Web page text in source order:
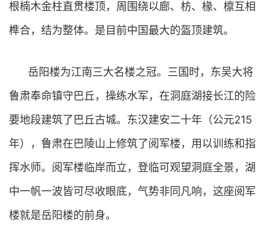
根楠木金柱直贯楼顶，周围绕以廊、枋、椽、檩互相
榫合，结为整体。是目前中国最大的盔顶建筑。
岳阳楼为江南三大名楼之冠。三国时，东吴大将
鲁肃奉命镇守巴丘，操练水军，在洞庭湖接长江的险
要地段建筑了巴丘古城。东汉建安二十年（公元215
年），鲁肃在巴陵山上修筑了阅军楼，用以训练和指
挥水师。阅军楼临岸而立，登临可观望洞庭全景，湖
中一帆一波皆可尽收眼底，气势非同凡响，这座阅军
楼就是岳阳楼的前身。